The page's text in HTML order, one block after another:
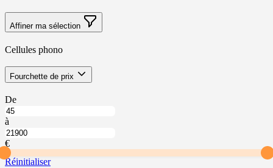
Affiner ma sélection
Cellules phono
Skip
to
list
Fourchette de prix filter
DeÀ
Fourchette
à
Fourchette
de
prix
€
Réinitialiser